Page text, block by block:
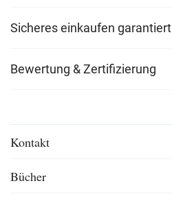
Sicheres einkaufen garantiert
Bewertung & Zertifizierung
Kontakt
Bücher